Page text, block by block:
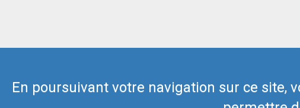
En poursuivant votre navigation sur ce site,